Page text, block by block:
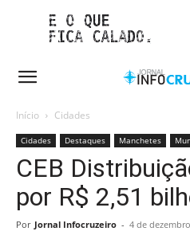
Início Cidades
Cidades Destaques Manchetes
CEB
por R$ 2,51
Por Jornal Infocruzeiro - 4 de